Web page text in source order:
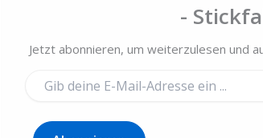
die Wagenengel
daher wurden die Warnwesten der
-
Jetzt abonnieren, um weiterzulesen und
deine
Mail-